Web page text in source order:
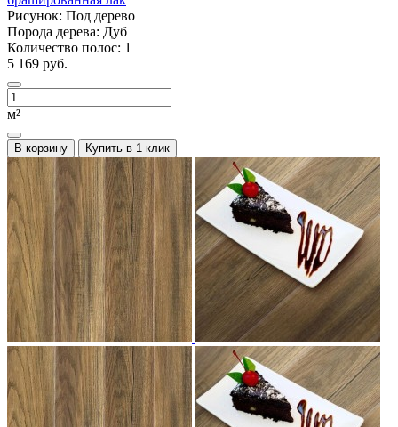
Рисунок: Под дерево
Порода дерева: Дуб
Количество полос: 1
5 169 руб.
м²
В корзину Купить в 1 клик